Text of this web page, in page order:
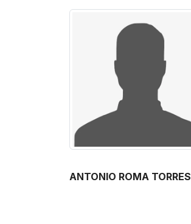
ANTONIO ROMA TORRES